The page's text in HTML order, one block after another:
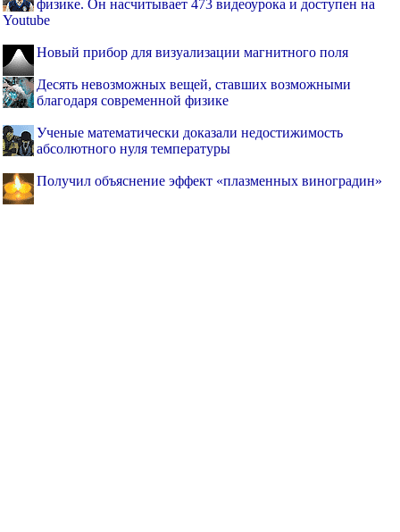
физике. Он насчитывает 473 видеоурока и доступен на
Youtube
Новый прибор для визуализации магнитного поля
Десять невозможных вещей, ставших возможными
благодаря современной физике
Ученые математически доказали недостижимость
абсолютного нуля температуры
Получил объяснение эффект «плазменных виноградин»